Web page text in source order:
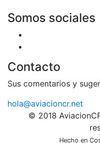
Somos sociales
Contacto
Sus comentarios y
hola@aviacioncr.net
© 2018
Hecho en